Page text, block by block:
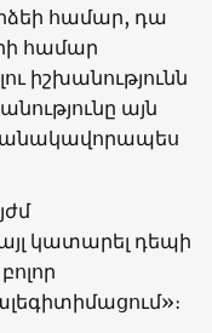
համար, դա
համար
իշխանությունն
այն
կատարել դեպի